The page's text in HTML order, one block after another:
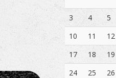
3
4 5
10
11 12
17
18 19
24
25 26